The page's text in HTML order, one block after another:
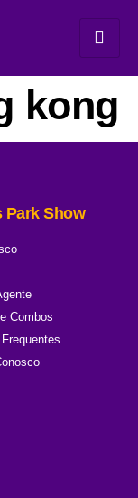
kong
Park Show
Combos